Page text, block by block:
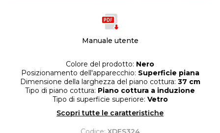
Manuale utente
Colore del prodotto: Nero
Posizionamento dell'apparecchio: Superficie piana
Dimensione della larghezza del piano cottura: 37 cm
Tipo di piano cottura: Piano cottura a induzione
Tipo di superficie superiore: Vetro
Scopri tutte le caratteristiche